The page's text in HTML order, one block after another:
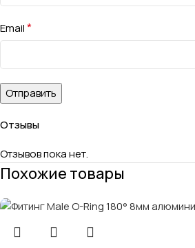
Отзывы
Отзывов пока нет.
Email*
Похожие товары